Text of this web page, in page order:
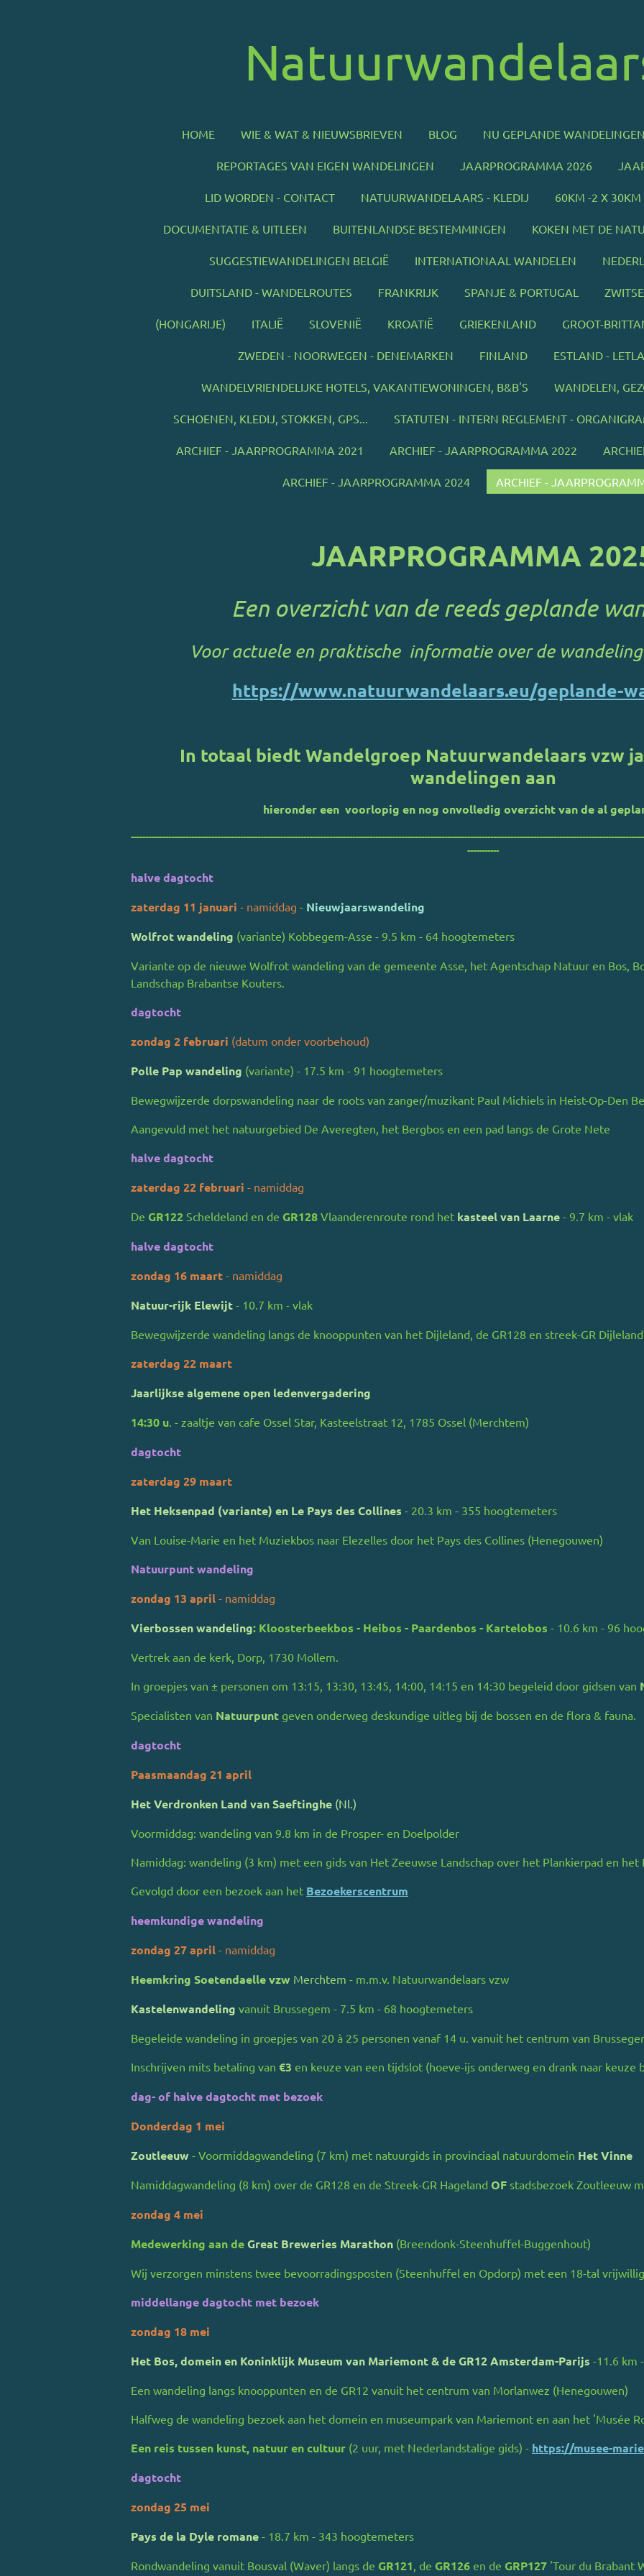
HOME WIE & WAT & NIEUWSBRIEVEN BLOG NU GEPLANDE
REPORTAGES VAN EIGEN WANDELINGEN JAARPROGRAMMA 2026
LID WORDEN - CONTACT NATUURWANDELAARS - KLEDIJ 60KM -2 X 30KM
DOCUMENTATIE & UITLEEN BUITENLANDSE BESTEMMINGEN KOKEN MET DE
SUGGESTIEWANDELINGEN BELGIË INTERNATIONAAL WANDELEN
DUITSLAND - WANDELROUTES FRANKRIJK SPANJE & PORTUGAL
(HONGARIJE) ITALIË SLOVENIË KROATIË GRIEKENLAND GROOT-
ZWEDEN - NOORWEGEN - DENEMARKEN FINLAND ESTLAND -
WANDELVRIENDELIJKE HOTELS, VAKANTIEWONINGEN, B&B'S WANDELEN,
SCHOENEN, KLEDIJ, STOKKEN, GPS... STATUTEN - INTERN REGLEMENT -
ARCHIEF - JAARPROGRAMMA 2021 ARCHIEF - JAARPROGRAMMA 2022
ARCHIEF - JAARPROGRAMMA 2024 ARCHIEF -
JAARPROGRAMMA
Een overzicht van de reeds geplande
Voor actuele en praktische informatie over de
https://www.natuurwandelaars.eu/geplande-
In totaal biedt Wandelgroep Natuurwandelaars vzw
wandelingen aan
hieronder een voorlopig en nog onvolledig overzicht van de al
-----------
halve dagtocht
zaterdag 11 januari - namiddag - Nieuwjaarswandeling
Wolfrot wandeling (variante) Kobbegem-Asse - 9.5 km - 64 hoogtemeters
Variante op de nieuwe Wolfrot wandeling van de gemeente Asse, het Agentschap Natuur en Bos,
Landschap Brabantse Kouters.
dagtocht
zondag 2 februari (datum onder voorbehoud)
Polle Pap wandeling (variante) - 17.5 km - 91 hoogtemeters
Bewegwijzerde dorpswandeling naar de roots van zanger/muzikant Paul Michiels in Heist-Op-Den
Aangevuld met het natuurgebied De Averegten, het Bergbos en een pad langs de Grote Nete
halve dagtocht
zaterdag 22 februari - namiddag
De GR122 Scheldeland en de GR128 Vlaanderenroute rond het kasteel van Laarne - 9.7 km - vlak
halve dagtocht
zondag 16 maart - namiddag
Natuur-rijk Elewijt - 10.7 km - vlak
Bewegwijzerde wandeling langs de knooppunten van het Dijleland, de GR128 en streek-GR Dijleland
zaterdag 22 maart
Jaarlijkse algemene open ledenvergadering
14:30 u. - zaaltje van cafe Ossel Star, Kasteelstraat 12, 1785 Ossel (Merchtem)
dagtocht
zaterdag 29 maart
Het Heksenpad (variante) en Le Pays des Collines - 20.3 km - 355 hoogtemeters
Van Louise-Marie en het Muziekbos naar Elezelles door het Pays des Collines (Henegouwen)
Natuurpunt wandeling
zondag 13 april - namiddag
Vierbossen wandeling: Kloosterbeekbos - Heibos - Paardenbos - Kartelobos - 10.6 km - 96
Vertrek aan de kerk, Dorp, 1730 Mollem.
In groepjes van ± personen om 13:15, 13:30, 13:45, 14:00, 14:15 en 14:30 begeleid door gidsen van
Specialisten van Natuurpunt geven onderweg deskundige uitleg bij de bossen en de flora & fauna.
dagtocht
Paasmaandag 21 april
Het Verdronken Land van Saeftinghe (Nl.)
Voormiddag: wandeling van 9.8 km in de Prosper- en Doelpolder
Namiddag: wandeling (3 km) met een gids van Het Zeeuwse Landschap over het Plankierpad en
Gevolgd door een bezoek aan het Bezoekerscentrum
heemkundige wandeling
zondag 27 april - namiddag
Heemkring Soetendaelle vzw Merchtem - m.m.v. Natuurwandelaars vzw
Kastelenwandeling vanuit Brussegem - 7.5 km - 68 hoogtemeters
Begeleide wandeling in groepjes van 20 à 25 personen vanaf 14 u. vanuit het centrum van
Inschrijven mits betaling van €3 en keuze van een tijdslot (hoeve-ijs onderweg en drank naar keuze
dag- of halve dagtocht met bezoek
Donderdag 1 mei
Zoutleeuw - Voormiddagwandeling (7 km) met natuurgids in provinciaal natuurdomein Het Vinne
Namiddagwandeling (8 km) over de GR128 en de Streek-GR Hageland OF stadsbezoek Zoutleeuw
zondag 4 mei
Medewerking aan deGreat Breweries Marathon (Breendonk-Steenhuffel-Buggenhout)
Wij verzorgen minstens twee bevoorradingsposten (Steenhuffel en Opdorp) met een 18-tal
middellange dagtocht met bezoek
zondag 18 mei
Het Bos, domein en Koninklijk Museum van Mariemont & de GR12 Amsterdam-Parijs -11.6 km
Een wandeling langs knooppunten en de GR12 vanuit het centrum van Morlanwez (Henegouwen)
Halfweg de wandeling bezoek aan het domein en museumpark van Mariemont en aan het 'Musée
Een reis tussen kunst, natuur en cultuur (2 uur, met Nederlandstalige gids) - https://musee-
dagtocht
zondag 25 mei
Pays de la Dyle romane - 18.7 km - 343 hoogtemeters
Rondwandeling vanuit Bousval (Waver) langs de GR121, de GR126 en de GRP127 'Tour du Brabant